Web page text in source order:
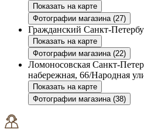
Показать на карте
Фотографии магазина (27)
Гражданский Санкт-
Показать на карте
Фотографии магазина (22)
Ломоносовская Санкт-
набережная, 66/Народная
Показать на карте
Фотографии магазина (38)